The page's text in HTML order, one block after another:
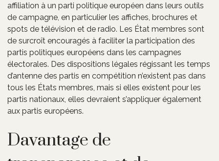
affiliation à un parti politique européen dans leurs outils
de campagne, en particulier les affiches, brochures et
spots de télévision et de radio. Les État membres sont
de surcroît encouragés à faciliter la participation des
partis politiques européens dans les campagnes
électorales. Des dispositions légales régissant les temps
d’antenne des partis en compétition n’existent pas dans
tous les États membres, mais si elles existent pour les
partis nationaux, elles devraient s’appliquer également
aux partis européens.
Davantage de